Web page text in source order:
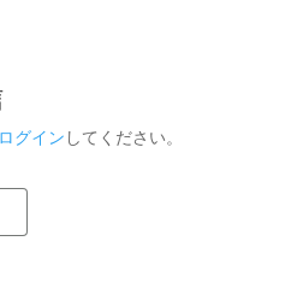
ログイン してください。